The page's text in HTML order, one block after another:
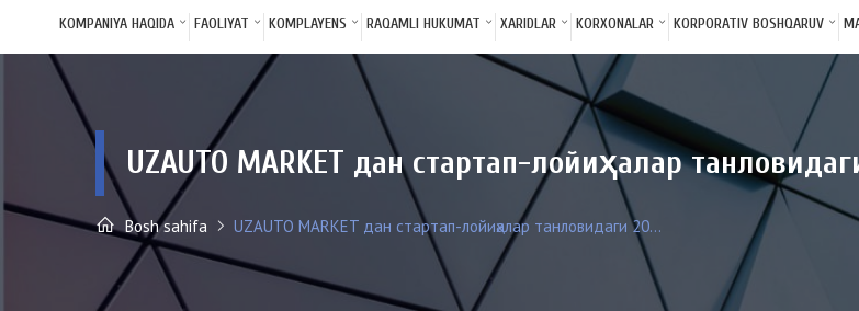
KOMPANIYA HAQIDA FAOLIYAT KOMPLAYENS RAQAMLI HUKUMAT XARIDLAR KORXONALAR KORPORATIV BOSHQARUV
UZAUTO MARKET дан стартап-лойиҳалар
Bosh sahifa UZAUTO MARKET дан стартап-лойиҳалар танловидаги 20...